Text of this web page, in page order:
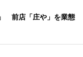
前店「庄や」を業態